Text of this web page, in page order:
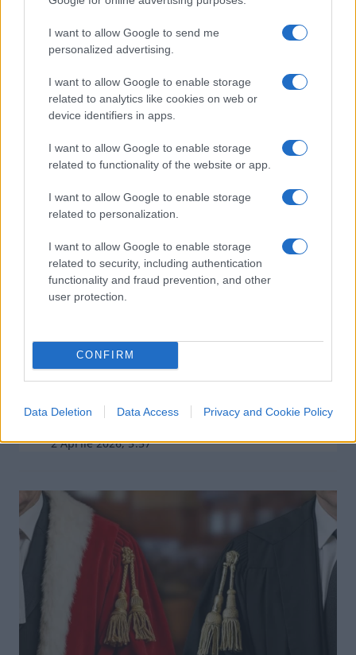
I want to allow Google to send me
personalized advertising.
I want to allow Google to enable storage
related to analytics like cookies on web or
device identifiers in apps.
I want to allow Google to enable storage
related to functionality of the website or app.
I want to allow Google to enable storage
related to personalization.
I want to allow Google to enable storage
related to security, including authentication
functionality and fraud prevention, and other
user protection.
CONFIRM
Data Deletion Data Access Privacy and Cookie Policy
Occidente tifano per dittature e
terroristi
diStefano Magni
8 Maggio 2026, 7:31
Artisti controcorrente per un Iran
libero
2 Aprile 2026, 5:57